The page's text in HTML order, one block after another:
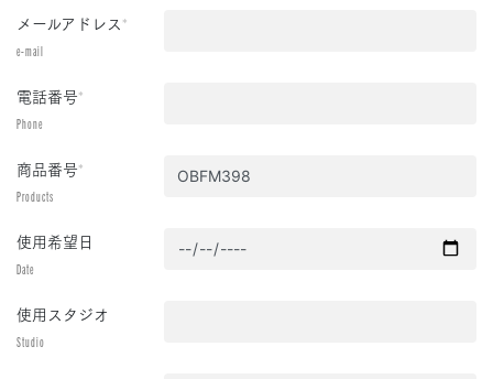
メールアドレス*
e-mail
電話番号*
Phone
商品番号*
Products
使用希望日
Date
使用スタジオ
Studio